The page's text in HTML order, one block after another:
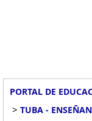
PORTAL DE
> TUBA -